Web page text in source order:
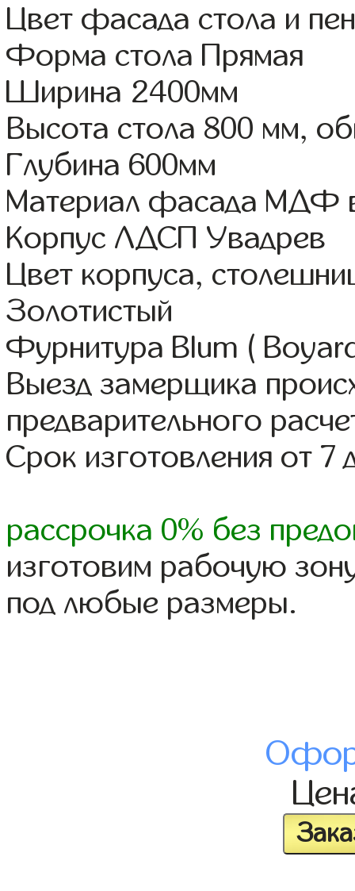
Цвет фасада стола и
Форма стола Прямая
Ширина 2400мм
Высота стола 800 мм,
Глубина 600мм
Материал фасада МДФ
Корпус ЛДСП Увадрев
Цвет корпуса,
Золотистый
Фурнитура Blum (
Выезд замерщика
предварительного
Срок изготовления от 7
рассрочка 0% без
изготовим рабочую
под любые размеры.